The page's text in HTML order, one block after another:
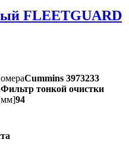
FLEETGUARD
Cummins 3973233
Фильтр тонкой очистки
94